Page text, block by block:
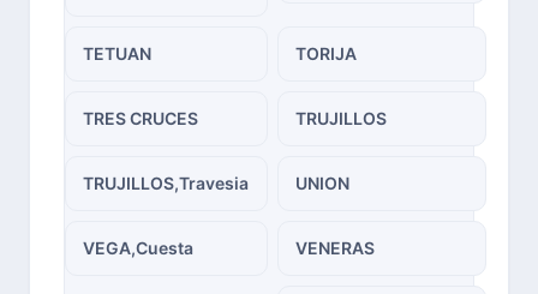
TETUAN TORIJA
TRES CRUCES TRUJILLOS
TRUJILLOS,Travesia UNION
VEGA,Cuesta VENERAS